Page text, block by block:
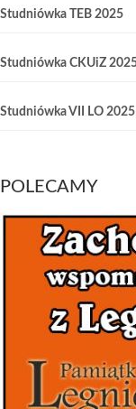
Studniówka TEB 2025
Studniówka CKUiZ
Studniówka VII LO 2025
POLECAMY